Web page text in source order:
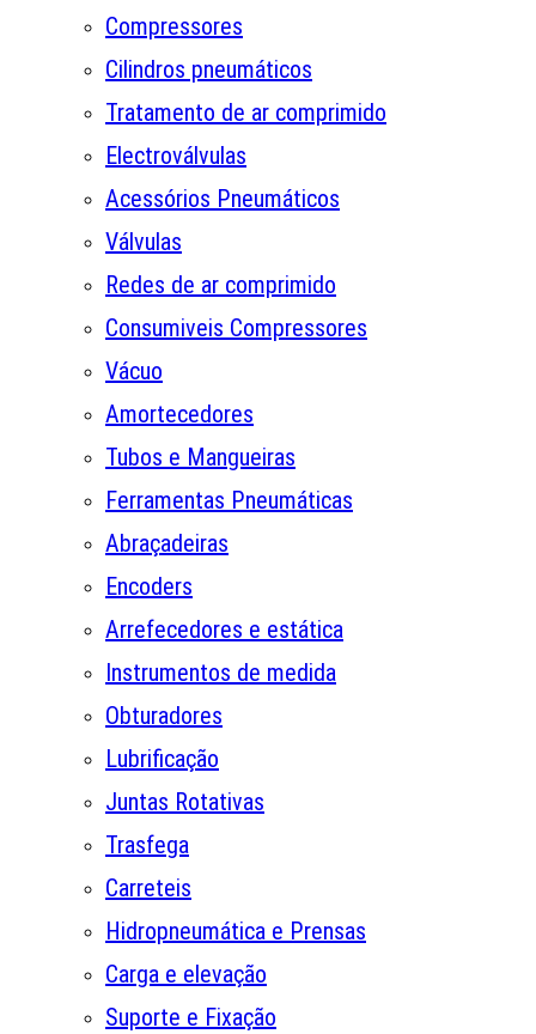
Compressores
Cilindros pneumáticos
Tratamento de ar comprimido
Electroválvulas
Acessórios Pneumáticos
Válvulas
Redes de ar comprimido
Consumiveis Compressores
Vácuo
Amortecedores
Tubos e Mangueiras
Ferramentas Pneumáticas
Abraçadeiras
Encoders
Arrefecedores e estática
Instrumentos de medida
Obturadores
Lubrificação
Juntas Rotativas
Trasfega
Carreteis
Hidropneumática e Prensas
Carga e elevação
Suporte e Fixação